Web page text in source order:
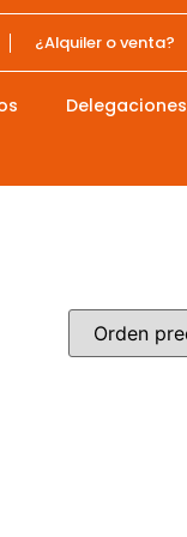
¿Alquiler o venta?
Delegaciones